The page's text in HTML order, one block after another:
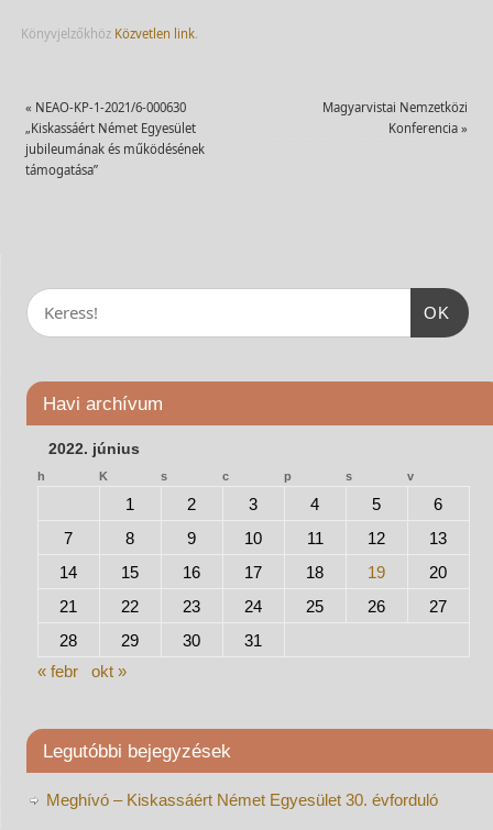
Könyvjelzőkhöz Közvetlen link.
« NEAO-KP-1-2021/6-000630
„Kiskassáért Német Egyesület
jubileumának és működésének
támogatása”
Magyarvistai Nemzetközi
Konferencia»
OK
Havi archívum
2022. június
h K s c p s v
1 2 3 4 5
6
7
8 9 10 11 12
13
14
15 16 17 18 19
20
21
22 23 24 25 26
27
28
29 30
31
« febr
okt »
Legutóbbi bejegyzések
Meghívó – Kiskassáért Német Egyesület 30. évforduló